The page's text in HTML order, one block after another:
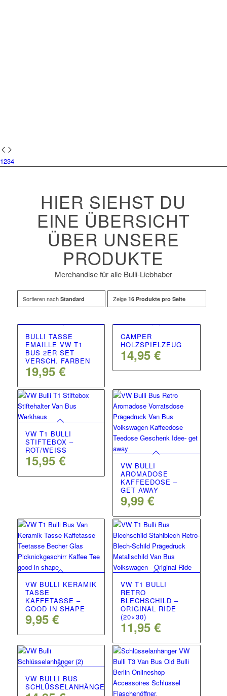
1234
HIER SIEHST DU
EINE ÜBERSICHT
ÜBER UNSERE
PRODUKTE
Merchandise für alle Bulli-Liebhaber
Sortieren nach Standard Zeige 16 Produkte pro Seite
BULLI TASSE
EMAILLE VW T1
BUS 2ER SET
VERSCH. FARBEN
19,95 €
CAMPER
HOLZSPIELZEUG
14,95€
VW T1 BULLI
STIFTEBOX –
ROT/WEISS
15,95 €
VW BULLI
AROMADOSE
KAFFEEDOSE –
GET AWAY
9,99€
VW BULLI KERAMIK
TASSE
KAFFETASSE –
GOOD IN SHAPE
9,95 €
VW T1 BULLI
RETRO
BLECHSCHILD –
ORIGINAL RIDE
(20×30)
11,95€
VW BULLI BUS
SCHLÜSSELANHÄNGER